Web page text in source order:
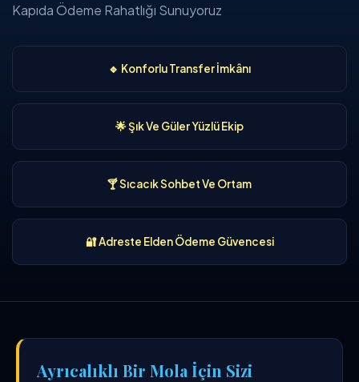
Kapıda Ödeme Rahatlığı Sunuyoruz
🔹 Konforlu Transfer İmkânı
🌟 Şık Ve Güler Yüzlü Ekip
🍸 Sıcacık Sohbet Ve Ortam
🔐 Adreste Elden Ödeme Güvencesi
Ayrıcalıklı Bir Mola İçin Sizi